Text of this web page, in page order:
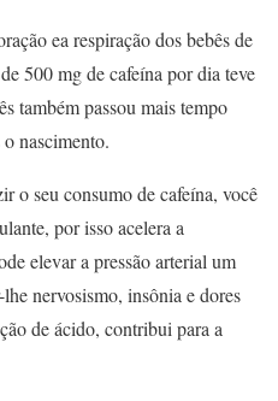
ea respiração dos bebês de
500 mg de cafeína por dia teve
também passou mais tempo
nascimento.
o seu consumo de cafeína, você
por isso acelera a
elevar a pressão arterial um
nervosismo, insônia e dores
de ácido, contribui para a